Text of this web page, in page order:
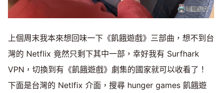
上個周末我本來想回味一下《飢餓遊戲》三部曲，想不到台
灣的 Netflix 竟然只剩下其中一部，幸好我有 Surfhark
VPN，切換到有《飢餓遊戲》劇集的國家就可以收看了！
下面是台灣的 Netlfix 介面，搜尋 hunger games 飢餓遊